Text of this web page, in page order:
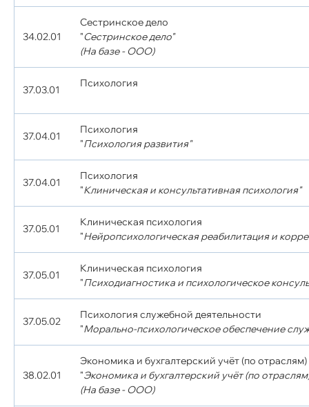
34.02.01
Сестринское дело
"Сестринское дело"
(На базе - ООО)
37.03.01
Психология
37.04.01
Психология
"Психология развития"
37.04.01
Психология
"Клиническая и консультативная психология"
37.05.01
Клиническая психология
"Нейропсихологическая реабилитация и
37.05.01
Клиническая психология
"Психодиагностика и психологическое
37.05.02
Психология служебной деятельности
"Морально-психологическое обеспечение
38.02.01
Экономика и бухгалтерский учёт (по отраслям)
"Экономика и бухгалтерский учёт (по
(На базе - ООО)